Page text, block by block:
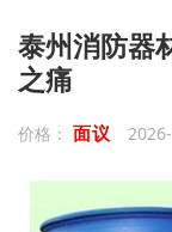
泰州消防器
之痛
价格： 面议